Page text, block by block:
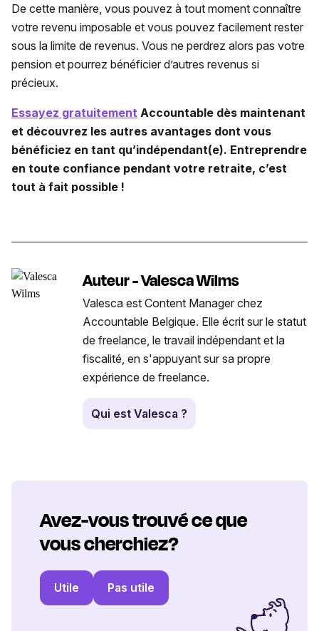
De cette manière, vous pouvez à tout moment connaître
votre revenu imposable et vous pouvez facilement rester
sous la limite de revenus. Vous ne perdrez alors pas votre
pension et pourrez bénéficier d’autres revenus si
précieux.
Essayez gratuitement Accountable dès maintenant
et découvrez les autres avantages dont vous
bénéficiez en tant qu’indépendant(e). Entreprendre
en toute confiance pendant votre retraite, c’est
tout à fait possible !
Auteur - Valesca Wilms
Valesca est Content Manager chez
Accountable Belgique. Elle écrit sur le statut
de freelance, le travail indépendant et la
fiscalité, en s'appuyant sur sa propre
expérience de freelance.
Qui est Valesca ?
Avez-vous trouvé ce que
vous cherchiez?
Utile Pas utile